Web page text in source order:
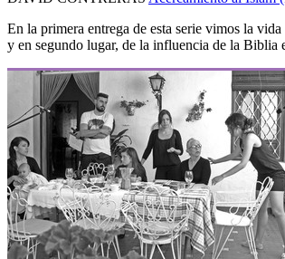
En la primera entrega de esta serie vimos la
y en segundo lugar, de la influencia de la Biblia